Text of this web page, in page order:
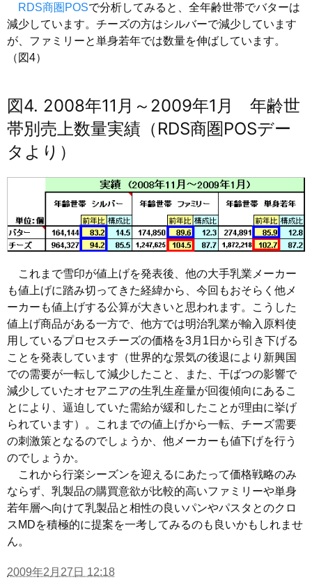
RDS商圏POSで分析してみると、全年齢世帯でバターは
減少しています。チーズの方はシルバーで減少しています
が、ファミリーと単身若年では数量を伸ばしています。
（図4）
図4. 2008年11月～2009年1月 年齢世
帯別売上数量実績（RDS商圏POSデー
タより）
これまで雪印が値上げを発表後、他の大手乳業メーカー
も値上げに踏み切ってきた経緯から、今回もおそらく他メ
ーカーも値上げする公算が大きいと思われます。こうした
値上げ商品がある一方で、他方では明治乳業が輸入原料使
用しているプロセスチーズの価格を3月1日から引き下げる
ことを発表しています（世界的な景気の後退により新興国
での需要が一転して減少したこと、また、干ばつの影響で
減少していたオセアニアの生乳生産量が回復傾向にあるこ
とにより、逼迫していた需給が緩和したことが理由に挙げ
られています）。これまでの値上げから一転、チーズ需要
の刺激策となるのでしょうか、他メーカーも値下げを行う
のでしょうか。
これから行楽シーズンを迎えるにあたって価格戦略のみ
ならず、乳製品の購買意欲が比較的高いファミリーや単身
若年層へ向けて乳製品と相性の良いパンやパスタとのクロ
スMDを積極的に提案を一考してみるのも良いかもしれませ
ん。
2009年2月27日 12:18